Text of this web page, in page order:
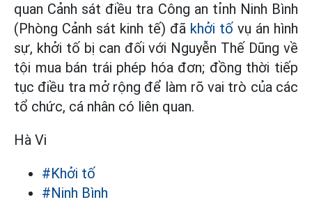
quan Cảnh sát điều tra Công an tỉnh Ninh Bình
(Phòng Cảnh sát kinh tế) đã khởi tố vụ án hình
sự, khởi tố bị can đối với Nguyễn Thế Dũng về
tội mua bán trái phép hóa đơn; đồng thời tiếp
tục điều tra mở rộng để làm rõ vai trò của các
tổ chức, cá nhân có liên quan.
Hà Vi
#Khởi tố
#Ninh Bình